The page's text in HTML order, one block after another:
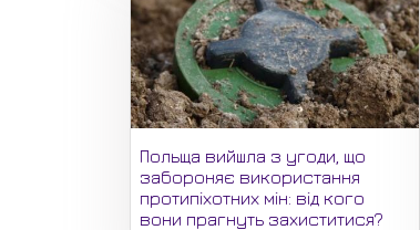
Польща вийшла з угоди, що
забороняє використання
протипіхотних мін: від кого
вони прагнуть захиститися?